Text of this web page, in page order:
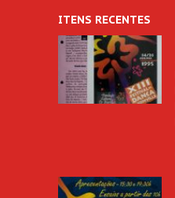
ITENS RECENTES